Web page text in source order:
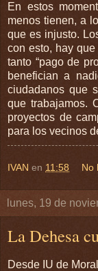
En estos
menos tienen, a
que es injusto.
con esto, hay
tanto “pago de
benefician a
ciudadanos que
que trabajamos.
proyectos de
para los vecinos
IVAN en 11:58 No
lunes, 19 de
La Dehesa
Desde IU de